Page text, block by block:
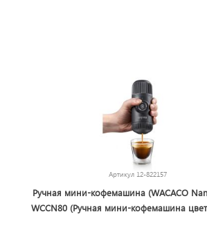
Артикул 12-822157
Ручная мини-кофемашина (WACACO
WCCN80 (Ручная мини-кофемашина